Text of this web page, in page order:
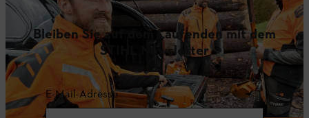
Bleiben Sie auf dem Laufenden mit dem
STIHL Newsletter
E-Mail-Adresse